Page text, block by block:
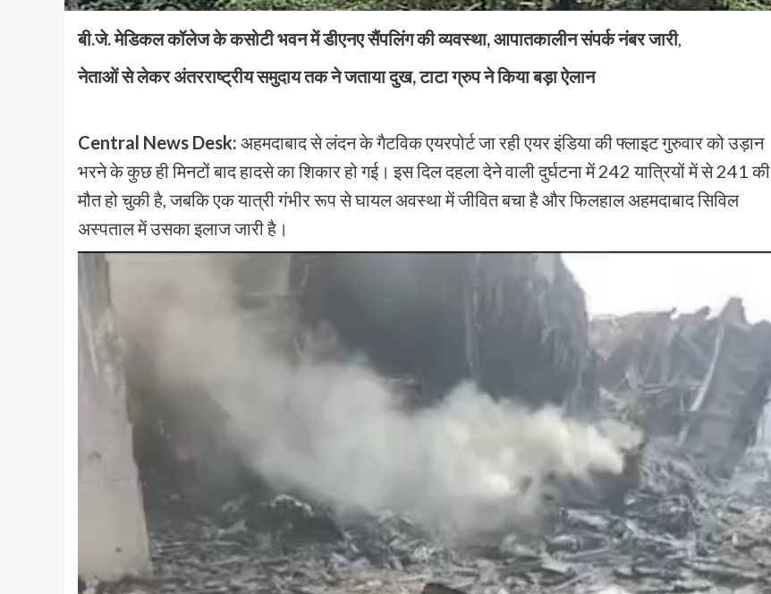
बी.जे. मेडिकल कॉलेज के कसोटी भवन में डीएनए सैंपलिंग की व्यवस्था, आपातकालीन संपर्क नंबर जारी,
नेताओं से लेकर अंतरराष्ट्रीय समुदाय तक ने जताया दुख, टाटा ग्रुप ने किया बड़ा ऐलान
Central News Desk: अहमदाबाद से लंदन के गैटविक एयरपोर्ट जा रही एयर इंडिया की फ्लाइट गुरुवार को उड़ान
भरने के कुछ ही मिनटों बाद हादसे का शिकार हो गई। इस दिल दहला देने वाली दुर्घटना में 242 यात्रियों में से 241 की
मौत हो चुकी है, जबकि एक यात्री गंभीर रूप से घायल अवस्था में जीवित बचा है और फिलहाल अहमदाबाद सिविल
अस्पताल में उसका इलाज जारी है।